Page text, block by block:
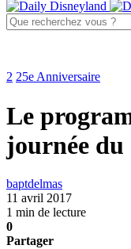
2 25e Anniversaire
Le
journée
baptdelmas
11 avril 2017
1 min de lecture
0
Partager